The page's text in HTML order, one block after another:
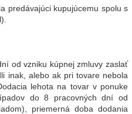
predávajúci kupujúcemu spolu s
od vzniku kúpnej zmluvy zaslať
inak, alebo ak pri tovare nebola
lehota na tovar v ponuke
do 8 pracovných dní od
priemerná doba dodania